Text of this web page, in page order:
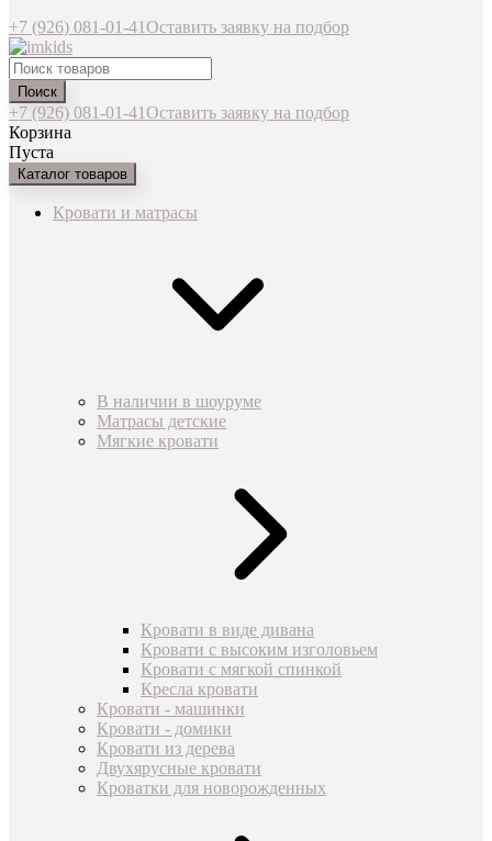
+7 (926) 081-01-41Оставить заявку на подбор
Поиск
+7 (926) 081-01-41Оставить заявку на подбор
Корзина
Пуста
Каталог товаров
Кровати и матрасы
В наличии в шоуруме
Матрасы детские
Мягкие кровати
Кровати в виде дивана
Кровати с высоким изголовьем
Кровати с мягкой спинкой
Кресла кровати
Кровати - машинки
Кровати - домики
Кровати из дерева
Двухярусные кровати
Кроватки для новорожденных